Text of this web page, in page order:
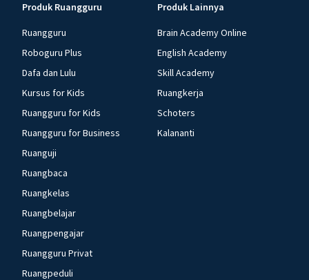
Produk Ruangguru
Ruangguru
Roboguru Plus
Dafa dan Lulu
Kursus for Kids
Ruangguru for Kids
Ruangguru for Business
Ruanguji
Ruangbaca
Ruangkelas
Ruangbelajar
Ruangpengajar
Ruangguru Privat
Ruangpeduli
Produk Lainnya
Brain Academy Online
English Academy
Skill Academy
Ruangkerja
Schoters
Kalananti